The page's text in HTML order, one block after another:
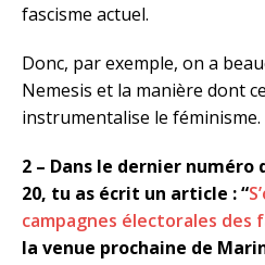
fascisme actuel.
Donc, par exemple, on a
Nemesis et la manière dont
instrumentalise le féminisme.
2 – Dans le dernier
20, tu as écrit un article : “
campagnes électorales des
la venue prochaine de